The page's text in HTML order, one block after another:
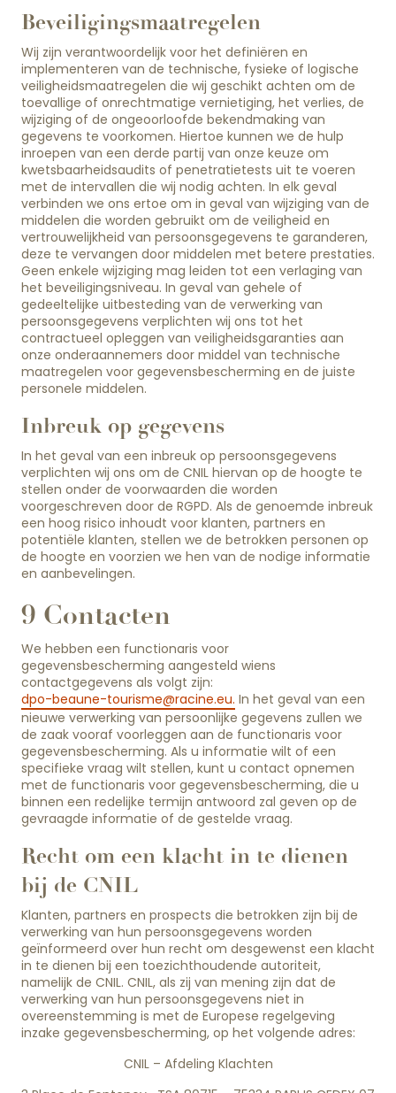
Beveiligingsmaatregelen
Wij zijn verantwoordelijk voor het definiëren en
implementeren van de technische, fysieke of logische
veiligheidsmaatregelen die wij geschikt achten om de
toevallige of onrechtmatige vernietiging, het verlies, de
wijziging of de ongeoorloofde bekendmaking van
gegevens te voorkomen. Hiertoe kunnen we de hulp
inroepen van een derde partij van onze keuze om
kwetsbaarheidsaudits of penetratietests uit te voeren
met de intervallen die wij nodig achten. In elk geval
verbinden we ons ertoe om in geval van wijziging van de
middelen die worden gebruikt om de veiligheid en
vertrouwelijkheid van persoonsgegevens te garanderen,
deze te vervangen door middelen met betere prestaties.
Geen enkele wijziging mag leiden tot een verlaging van
het beveiligingsniveau. In geval van gehele of
gedeeltelijke uitbesteding van de verwerking van
persoonsgegevens verplichten wij ons tot het
contractueel opleggen van veiligheidsgaranties aan
onze onderaannemers door middel van technische
maatregelen voor gegevensbescherming en de juiste
personele middelen.
Inbreuk op gegevens
In het geval van een inbreuk op persoonsgegevens
verplichten wij ons om de CNIL hiervan op de hoogte te
stellen onder de voorwaarden die worden
voorgeschreven door de RGPD. Als de genoemde inbreuk
een hoog risico inhoudt voor klanten, partners en
potentiële klanten, stellen we de betrokken personen op
de hoogte en voorzien we hen van de nodige informatie
en aanbevelingen.
9 Contacten
We hebben een functionaris voor
gegevensbescherming aangesteld wiens
contactgegevens als volgt zijn:
dpo-beaune-tourisme@racine.eu. In het geval van een
nieuwe verwerking van persoonlijke gegevens zullen we
de zaak vooraf voorleggen aan de functionaris voor
gegevensbescherming. Als u informatie wilt of een
specifieke vraag wilt stellen, kunt u contact opnemen
met de functionaris voor gegevensbescherming, die u
binnen een redelijke termijn antwoord zal geven op de
gevraagde informatie of de gestelde vraag.
Recht om een klacht in te dienen
bij de CNIL
Klanten, partners en prospects die betrokken zijn bij de
verwerking van hun persoonsgegevens worden
geïnformeerd over hun recht om desgewenst een klacht
in te dienen bij een toezichthoudende autoriteit,
namelijk de CNIL. CNIL, als zij van mening zijn dat de
verwerking van hun persoonsgegevens niet in
overeenstemming is met de Europese regelgeving
inzake gegevensbescherming, op het volgende adres:
CNIL – Afdeling Klachten